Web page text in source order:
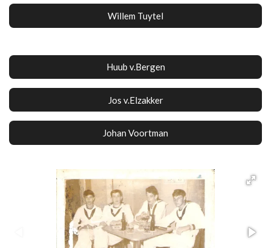
Willem Tuytel
Huub v.Bergen
Jos v.Elzakker
Johan Voortman